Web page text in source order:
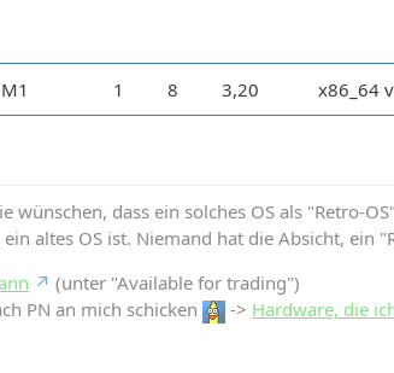
1 8 3,20 x86_64
wünschen, dass ein solches OS als "Retro-
altes OS ist. Niemand hat die Absicht, ein
(unter "Available for trading")
PN an mich schicken
-> Hardware, die